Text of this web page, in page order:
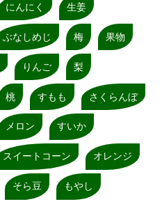
にんにく 生姜
ぶなしめじ 梅 果物
りんご 梨
桃 すもも さくらんぼ
メロン すいか
スイートコーン オレンジ
そら豆 もやし